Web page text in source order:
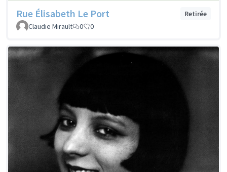
Rue Élisabeth Le Port
Retirée
Claudie Mirault
0 0